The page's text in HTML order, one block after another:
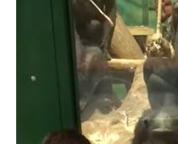
ちょっと気になるネットの話題